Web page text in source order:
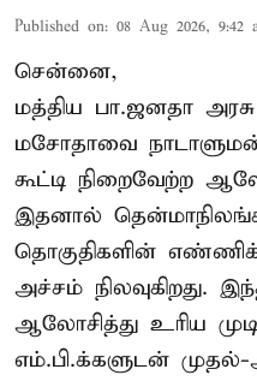
Published on: 08 Aug 2026, 9:42
சென்னை,
மத்திய பா.ஜனதா
மசோதாவை
கூட்டி நிறைவேற்ற
இதனால்
தொகுதிகளின்
அச்சம் நிலவுகிறது.
ஆலோசித்து உரிய
எம்.பி.க்களுடன்